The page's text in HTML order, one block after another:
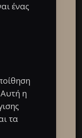
ένας
η
τα